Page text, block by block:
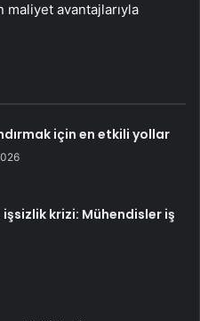
maliyet avantajlarıyla
için en etkili yollar
krizi: Mühendisler iş